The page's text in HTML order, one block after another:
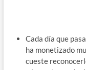
Cada día que
ha monetizado
cueste